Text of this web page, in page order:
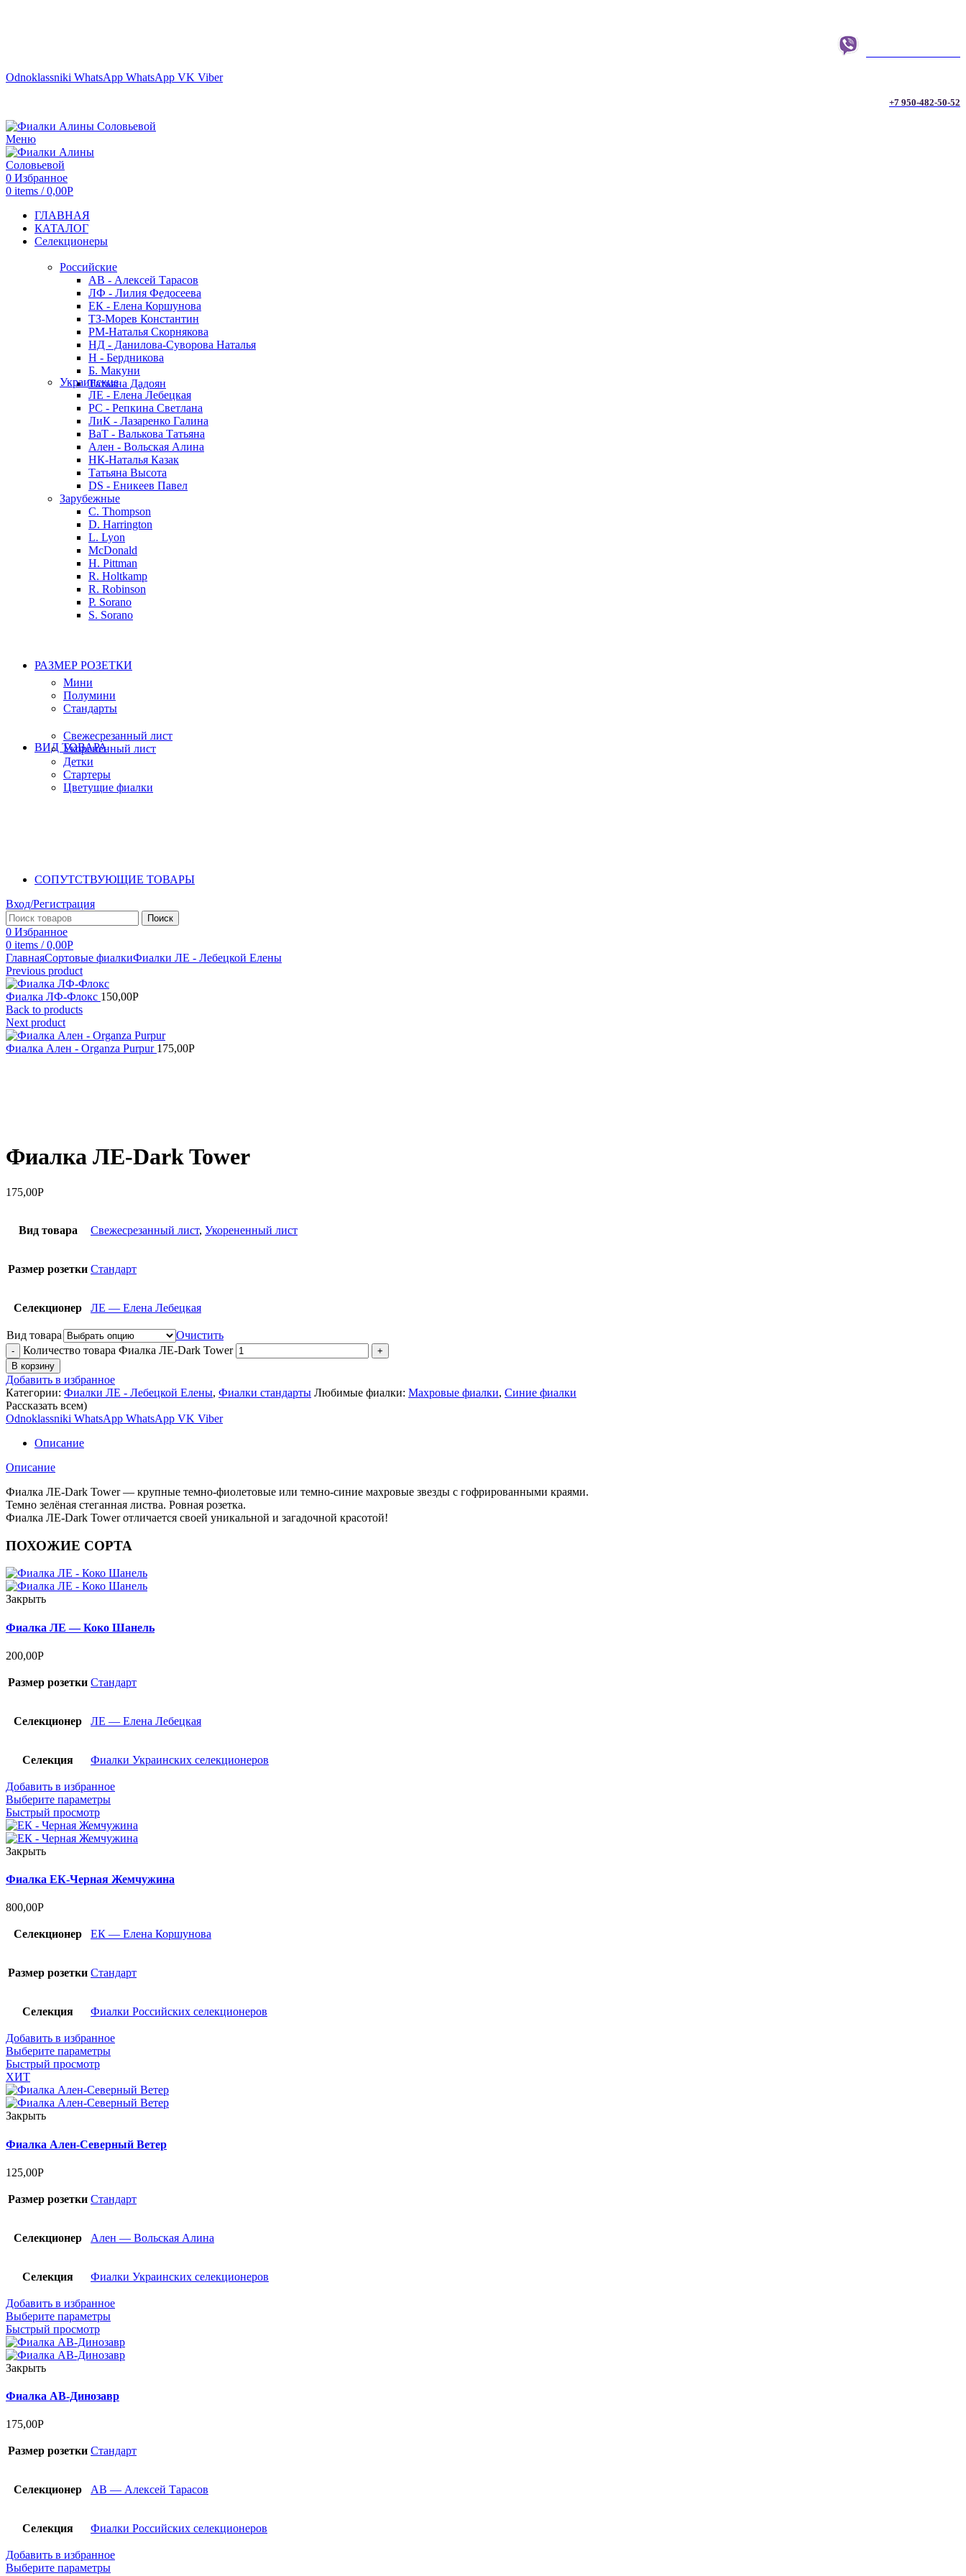
Odnoklassniki WhatsApp WhatsApp VK Viber
+7 950-482-50-52
Меню
0 Избранное
0 items / 0,00Р
ГЛАВНАЯ
КАТАЛОГ
Селекционеры
Российские
АВ - Алексей Тарасов
ЛФ - Лилия Федосеева
ЕК - Елена Коршунова
ТЗ-Морев Константин
РМ-Наталья Скорнякова
НД - Данилова-Суворова Наталья
Н - Бердникова
Б. Макуни
Татьяна Дадоян
Украинские
ЛЕ - Елена Лебецкая
РС - Репкина Светлана
ЛиК - Лазаренко Галина
ВаТ - Валькова Татьяна
Ален - Вольская Алина
НК-Наталья Казак
Татьяна Высота
DS - Еникеев Павел
Зарубежные
C. Thompson
D. Harrington
L. Lyon
McDonald
H. Pittman
R. Holtkamp
R. Robinson
P. Sorano
S. Sorano
РАЗМЕР РОЗЕТКИ
Мини
Полумини
Стандарты
ВИД ТОВАРА
Свежесрезанный лист
Укорененный лист
Детки
Стартеры
Цветущие фиалки
СОПУТСТВУЮЩИЕ ТОВАРЫ
Вход/Регистрация
Поиск
0 Избранное
0 items / 0,00Р
ГлавнаяСортовые фиалкиФиалки ЛЕ - Лебецкой Елены
Previous product
Фиалка ЛФ-Флокс 150,00Р
Back to products
Next product
Фиалка Ален - Organza Purpur 175,00Р
Фиалка ЛЕ-Dark Tower
175,00Р
Вид товара Cвежесрезанный лист, Укорененный лист
Размер розетки Стандарт
Селекционер ЛЕ — Елена Лебецкая
Вид товара
Очистить
Количество товара Фиалка ЛЕ-Dark Tower
В корзину
Добавить в избранное
Категории: Фиалки ЛЕ - Лебецкой Елены, Фиалки стандарты Любимые фиалки: Махровые фиалки, Синие фиалки
Рассказать всем)
Odnoklassniki WhatsApp WhatsApp VK Viber
Описание
Описание
Фиалка ЛЕ-Dark Tower — крупные темно-фиолетовые или темно-синие махровые звезды с гофрированными краями.
Темно зелёная стеганная листва. Ровная розетка.
Фиалка ЛЕ-Dark Tower отличается своей уникальной и загадочной красотой!
ПОХОЖИЕ СОРТА
Закрыть
Фиалка ЛЕ — Коко Шанель
200,00Р
Размер розетки Стандарт
Селекционер ЛЕ — Елена Лебецкая
Селекция Фиалки Украинских селекционеров
Добавить в избранное
Выберите параметры
Быстрый просмотр
Закрыть
Фиалка ЕК-Черная Жемчужина
800,00Р
Селекционер ЕК — Елена Коршунова
Размер розетки Стандарт
Селекция Фиалки Российских селекционеров
Добавить в избранное
Выберите параметры
Быстрый просмотр
ХИТ
Закрыть
Фиалка Ален-Северный Ветер
125,00Р
Размер розетки Стандарт
Селекционер Ален — Вольская Алина
Селекция Фиалки Украинских селекционеров
Добавить в избранное
Выберите параметры
Быстрый просмотр
Закрыть
Фиалка АВ-Динозавр
175,00Р
Размер розетки Стандарт
Селекционер АВ — Алексей Тарасов
Селекция Фиалки Российских селекционеров
Добавить в избранное
Выберите параметры